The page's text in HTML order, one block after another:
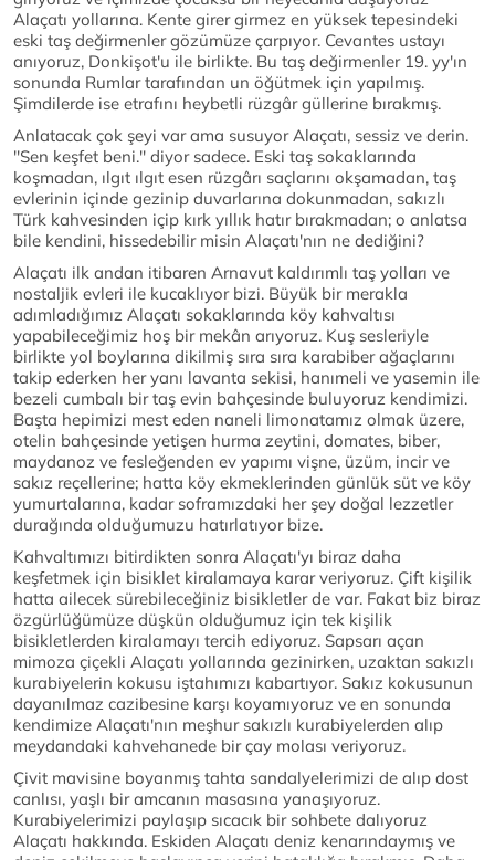
Alaçatı yollarına. Kente girer girmez en yüksek tepesindeki
eski taş değirmenler gözümüze çarpıyor. Cevantes ustayı
anıyoruz, Donkişot'u ile birlikte. Bu taş değirmenler 19. yy'ın
sonunda Rumlar tarafından un öğütmek için yapılmış.
Şimdilerde ise etrafını heybetli rüzgâr güllerine bırakmış.
Anlatacak çok şeyi var ama susuyor Alaçatı, sessiz ve derin.
''Sen keşfet beni.'' diyor sadece. Eski taş sokaklarında
koşmadan, ılgıt ılgıt esen rüzgârı saçlarını okşamadan, taş
evlerinin içinde gezinip duvarlarına dokunmadan, sakızlı
Türk kahvesinden içip kırk yıllık hatır bırakmadan; o anlatsa
bile kendini, hissedebilir misin Alaçatı'nın ne dediğini?
Alaçatı ilk andan itibaren Arnavut kaldırımlı taş yolları ve
nostaljik evleri ile kucaklıyor bizi. Büyük bir merakla
adımladığımız Alaçatı sokaklarında köy kahvaltısı
yapabileceğimiz hoş bir mekân arıyoruz. Kuş sesleriyle
birlikte yol boylarına dikilmiş sıra sıra karabiber ağaçlarını
takip ederken her yanı lavanta sekisi, hanımeli ve yasemin ile
bezeli cumbalı bir taş evin bahçesinde buluyoruz kendimizi.
Başta hepimizi mest eden naneli limonatamız olmak üzere,
otelin bahçesinde yetişen hurma zeytini, domates, biber,
maydanoz ve fesleğenden ev yapımı vişne, üzüm, incir ve
sakız reçellerine; hatta köy ekmeklerinden günlük süt ve köy
yumurtalarına, kadar soframızdaki her şey doğal lezzetler
durağında olduğumuzu hatırlatıyor bize.
Kahvaltımızı bitirdikten sonra Alaçatı'yı biraz daha
keşfetmek için bisiklet kiralamaya karar veriyoruz. Çift kişilik
hatta ailecek sürebileceğiniz bisikletler de var. Fakat biz biraz
özgürlüğümüze düşkün olduğumuz için tek kişilik
bisikletlerden kiralamayı tercih ediyoruz. Sapsarı açan
mimoza çiçekli Alaçatı yollarında gezinirken, uzaktan sakızlı
kurabiyelerin kokusu iştahımızı kabartıyor. Sakız kokusunun
dayanılmaz cazibesine karşı koyamıyoruz ve en sonunda
kendimize Alaçatı'nın meşhur sakızlı kurabiyelerden alıp
meydandaki kahvehanede bir çay molası veriyoruz.
Çivit mavisine boyanmış tahta sandalyelerimizi de alıp dost
canlısı, yaşlı bir amcanın masasına yanaşıyoruz.
Kurabiyelerimizi paylaşıp sıcacık bir sohbete dalıyoruz
Alaçatı hakkında. Eskiden Alaçatı deniz kenarındaymış ve